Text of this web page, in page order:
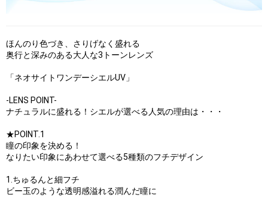
ほんのり色づき、さりげなく盛れる
奥行と深みのある大人な3トーンレンズ
「ネオサイトワンデーシエルUV」
-LENS POINT-
ナチュラルに盛れる！シエルが選べる人気の理由は・・・
★POINT.1
瞳の印象を決める！
なりたい印象にあわせて選べる5種類のフチデザイン
1.ちゅるんと細フチ
ビー玉のような透明感溢れる潤んだ瞳に